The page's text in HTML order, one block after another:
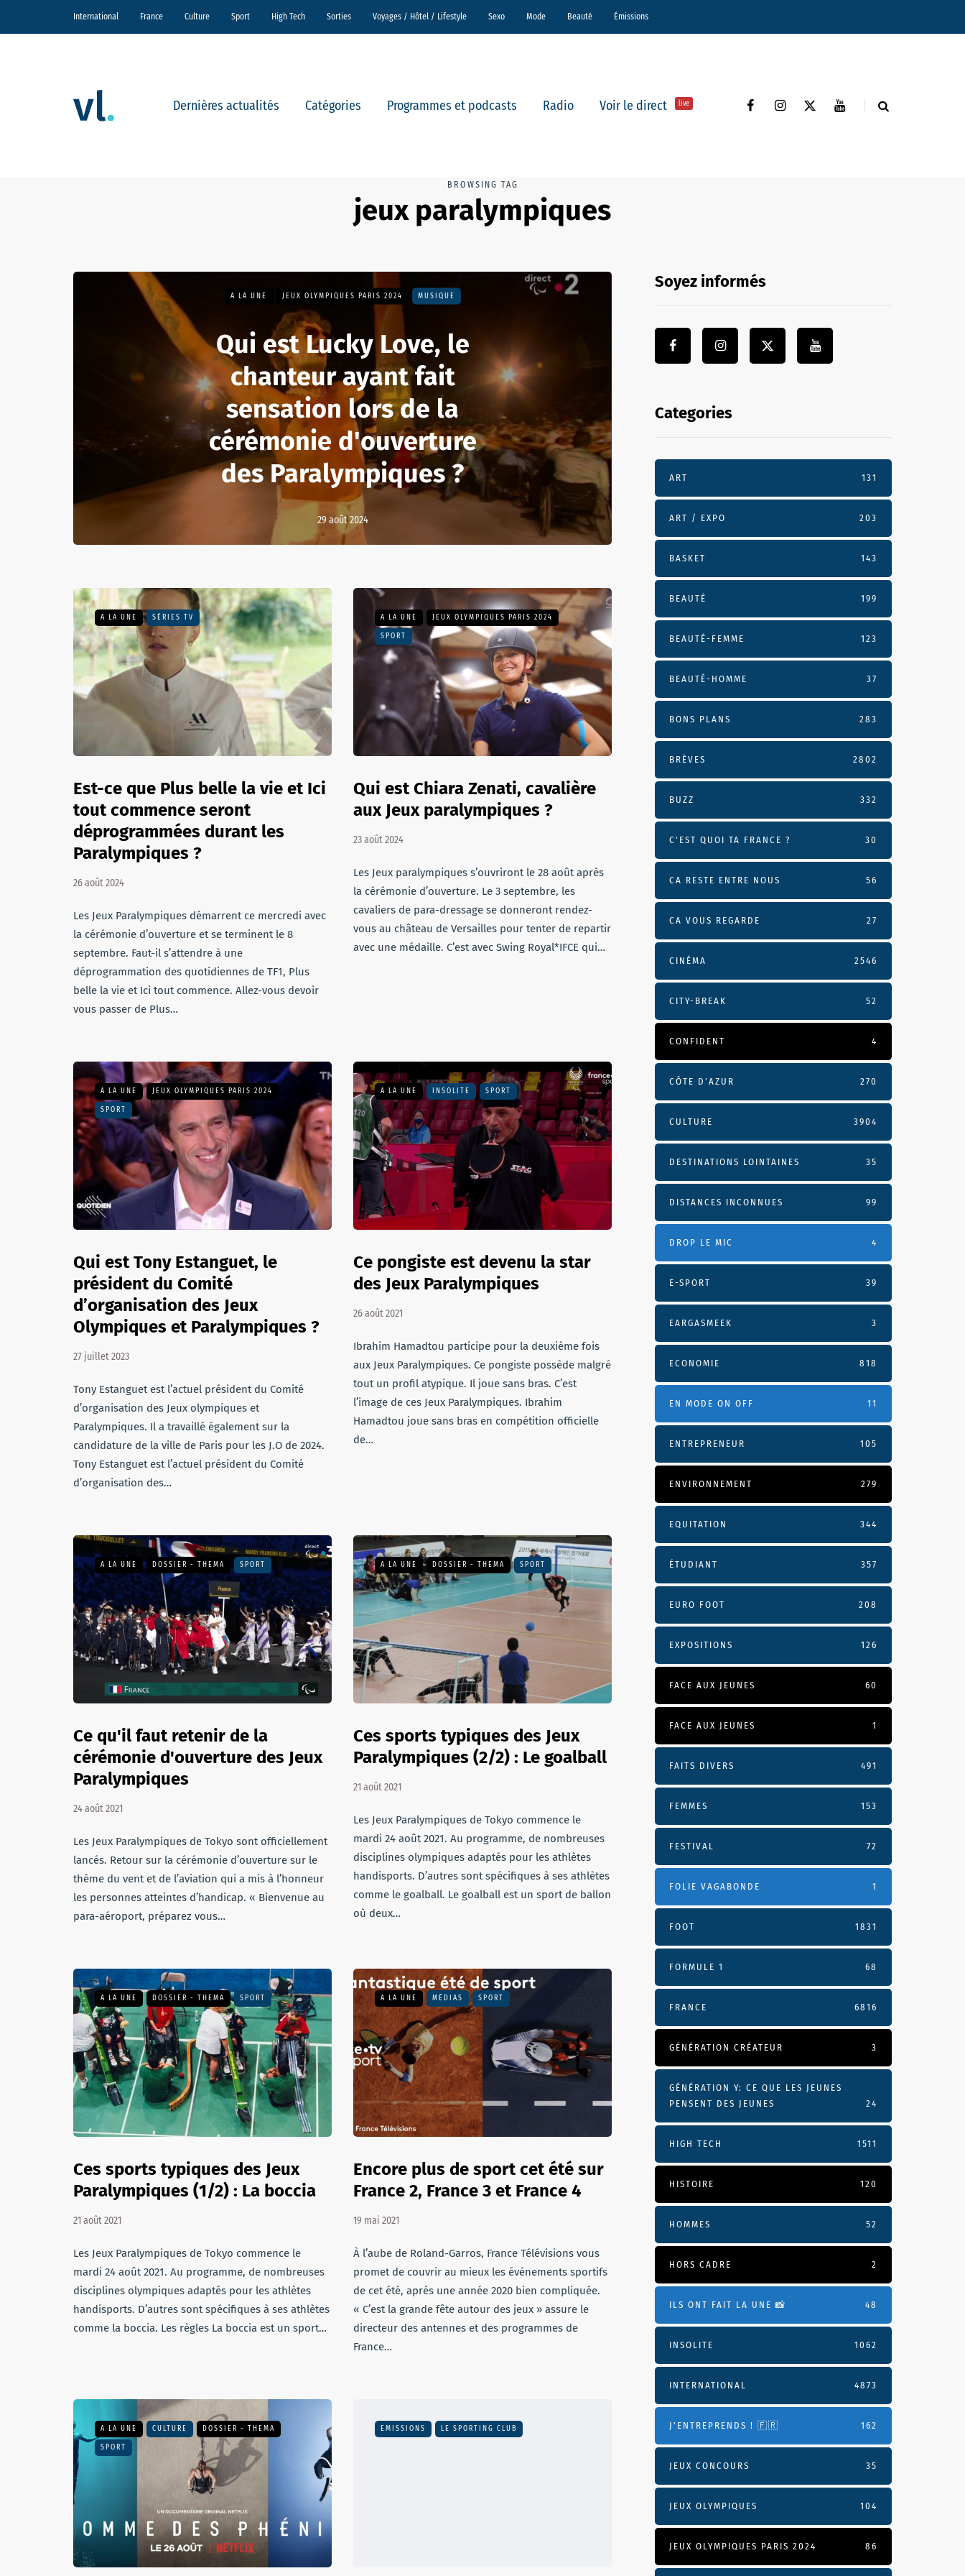
International France Culture Sport High Tech Sorties Voyages / Hôtel / Lifestyle Sexo Mode Beauté Émissions
Dernières actualités Catégories Programmes et podcasts Radio Voir le direct live
BROWSING TAG
jeux paralympiques
A LA UNE JEUX OLYMPIQUES PARIS 2024 MUSIQUE
Qui est Lucky Love, le
chanteur ayant fait
sensation lors de la
cérémonie d'ouverture
des Paralympiques ?
29 août 2024
A LA UNE SÉRIES TV
Est-ce que Plus belle la vie et Ici
tout commence seront
déprogrammées durant les
Paralympiques ?
26 août 2024
Les Jeux Paralympiques démarrent ce mercredi avec
la cérémonie d’ouverture et se terminent le 8
septembre. Faut-il s’attendre à une
déprogrammation des quotidiennes de TF1, Plus
belle la vie et Ici tout commence. Allez-vous devoir
vous passer de Plus…
A LA UNE JEUX OLYMPIQUES PARIS 2024
SPORT
Qui est Chiara Zenati, cavalière
aux Jeux paralympiques ?
23 août 2024
Les Jeux paralympiques s’ouvriront le 28 août après
la cérémonie d’ouverture. Le 3 septembre, les
cavaliers de para-dressage se donneront rendez-
vous au château de Versailles pour tenter de repartir
avec une médaille. C’est avec Swing Royal*IFCE qui…
A LA UNE JEUX OLYMPIQUES PARIS 2024
SPORT
Qui est Tony Estanguet, le
président du Comité
d’organisation des Jeux
Olympiques et Paralympiques ?
27 juillet 2023
Tony Estanguet est l’actuel président du Comité
d’organisation des Jeux olympiques et
Paralympiques. Il a travaillé également sur la
candidature de la ville de Paris pour les J.O de 2024.
Tony Estanguet est l’actuel président du Comité
d’organisation des…
A LA UNE INSOLITE SPORT
Ce pongiste est devenu la star
des Jeux Paralympiques
26 août 2021
Ibrahim Hamadtou participe pour la deuxième fois
aux Jeux Paralympiques. Ce pongiste possède malgré
tout un profil atypique. Il joue sans bras. C’est
l’image de ces Jeux Paralympiques. Ibrahim
Hamadtou joue sans bras en compétition officielle
de…
A LA UNE DOSSIER - THEMA SPORT
Ce qu'il faut retenir de la
cérémonie d'ouverture des Jeux
Paralympiques
24 août 2021
Les Jeux Paralympiques de Tokyo sont officiellement
lancés. Retour sur la cérémonie d’ouverture sur le
thème du vent et de l’aviation qui a mis à l’honneur
les personnes atteintes d’handicap. « Bienvenue au
para-aéroport, préparez vous…
A LA UNE DOSSIER - THEMA SPORT
Ces sports typiques des Jeux
Paralympiques (2/2) : Le goalball
21 août 2021
Les Jeux Paralympiques de Tokyo commence le
mardi 24 août 2021. Au programme, de nombreuses
disciplines olympiques adaptés pour les athlètes
handisports. D’autres sont spécifiques à ses athlètes
comme le goalball. Le goalball est un sport de ballon
où deux…
A LA UNE DOSSIER - THEMA SPORT
Ces sports typiques des Jeux
Paralympiques (1/2) : La boccia
21 août 2021
Les Jeux Paralympiques de Tokyo commence le
mardi 24 août 2021. Au programme, de nombreuses
disciplines olympiques adaptés pour les athlètes
handisports. D’autres sont spécifiques à ses athlètes
comme la boccia. Les règles La boccia est un sport…
A LA UNE MÉDIAS SPORT
Encore plus de sport cet été sur
France 2, France 3 et France 4
19 mai 2021
À l’aube de Roland-Garros, France Télévisions vous
promet de couvrir au mieux les événements sportifs
de cet été, après une année 2020 bien compliquée.
« C’est la grande fête autour des jeux » assure le
directeur des antennes et des programmes de
France…
A LA UNE CULTURE DOSSIER - THEMA
SPORT
EMISSIONS LE SPORTING CLUB
Soyez informés
Categories
ART 131
ART / EXPO 203
BASKET 143
BEAUTÉ 199
BEAUTÉ-FEMME 123
BEAUTÉ-HOMME 37
BONS PLANS 283
BRÈVES 2802
BUZZ 332
C'EST QUOI TA FRANCE ? 30
CA RESTE ENTRE NOUS 56
CA VOUS REGARDE 27
CINÉMA 2546
CITY-BREAK 52
CONFIDENT 4
CÔTE D’AZUR 270
CULTURE 3904
DESTINATIONS LOINTAINES 35
DISTANCES INCONNUES 99
DROP LE MIC 4
E-SPORT 39
EARGASMEEK 3
ECONOMIE 818
EN MODE ON OFF 11
ENTREPRENEUR 105
ENVIRONNEMENT 279
EQUITATION 344
ÉTUDIANT 357
EURO FOOT 208
EXPOSITIONS 126
FACE AUX JEUNES 60
FACE AUX JEUNES 1
FAITS DIVERS 491
FEMMES 153
FESTIVAL 72
FOLIE VAGABONDE 1
FOOT 1831
FORMULE 1 68
FRANCE 6816
GÉNÉRATION CRÉATEUR 3
GÉNÉRATION Y: CE QUE LES JEUNES
PENSENT DES JEUNES
24
HIGH TECH 1511
HISTOIRE 120
HOMMES 52
HORS CADRE 2
ILS ONT FAIT LA UNE 📸 48
INSOLITE 1062
INTERNATIONAL 4873
J'ENTREPRENDS ! 🇫🇷 162
JEUX CONCOURS 35
JEUX OLYMPIQUES 104
JEUX OLYMPIQUES PARIS 2024 86